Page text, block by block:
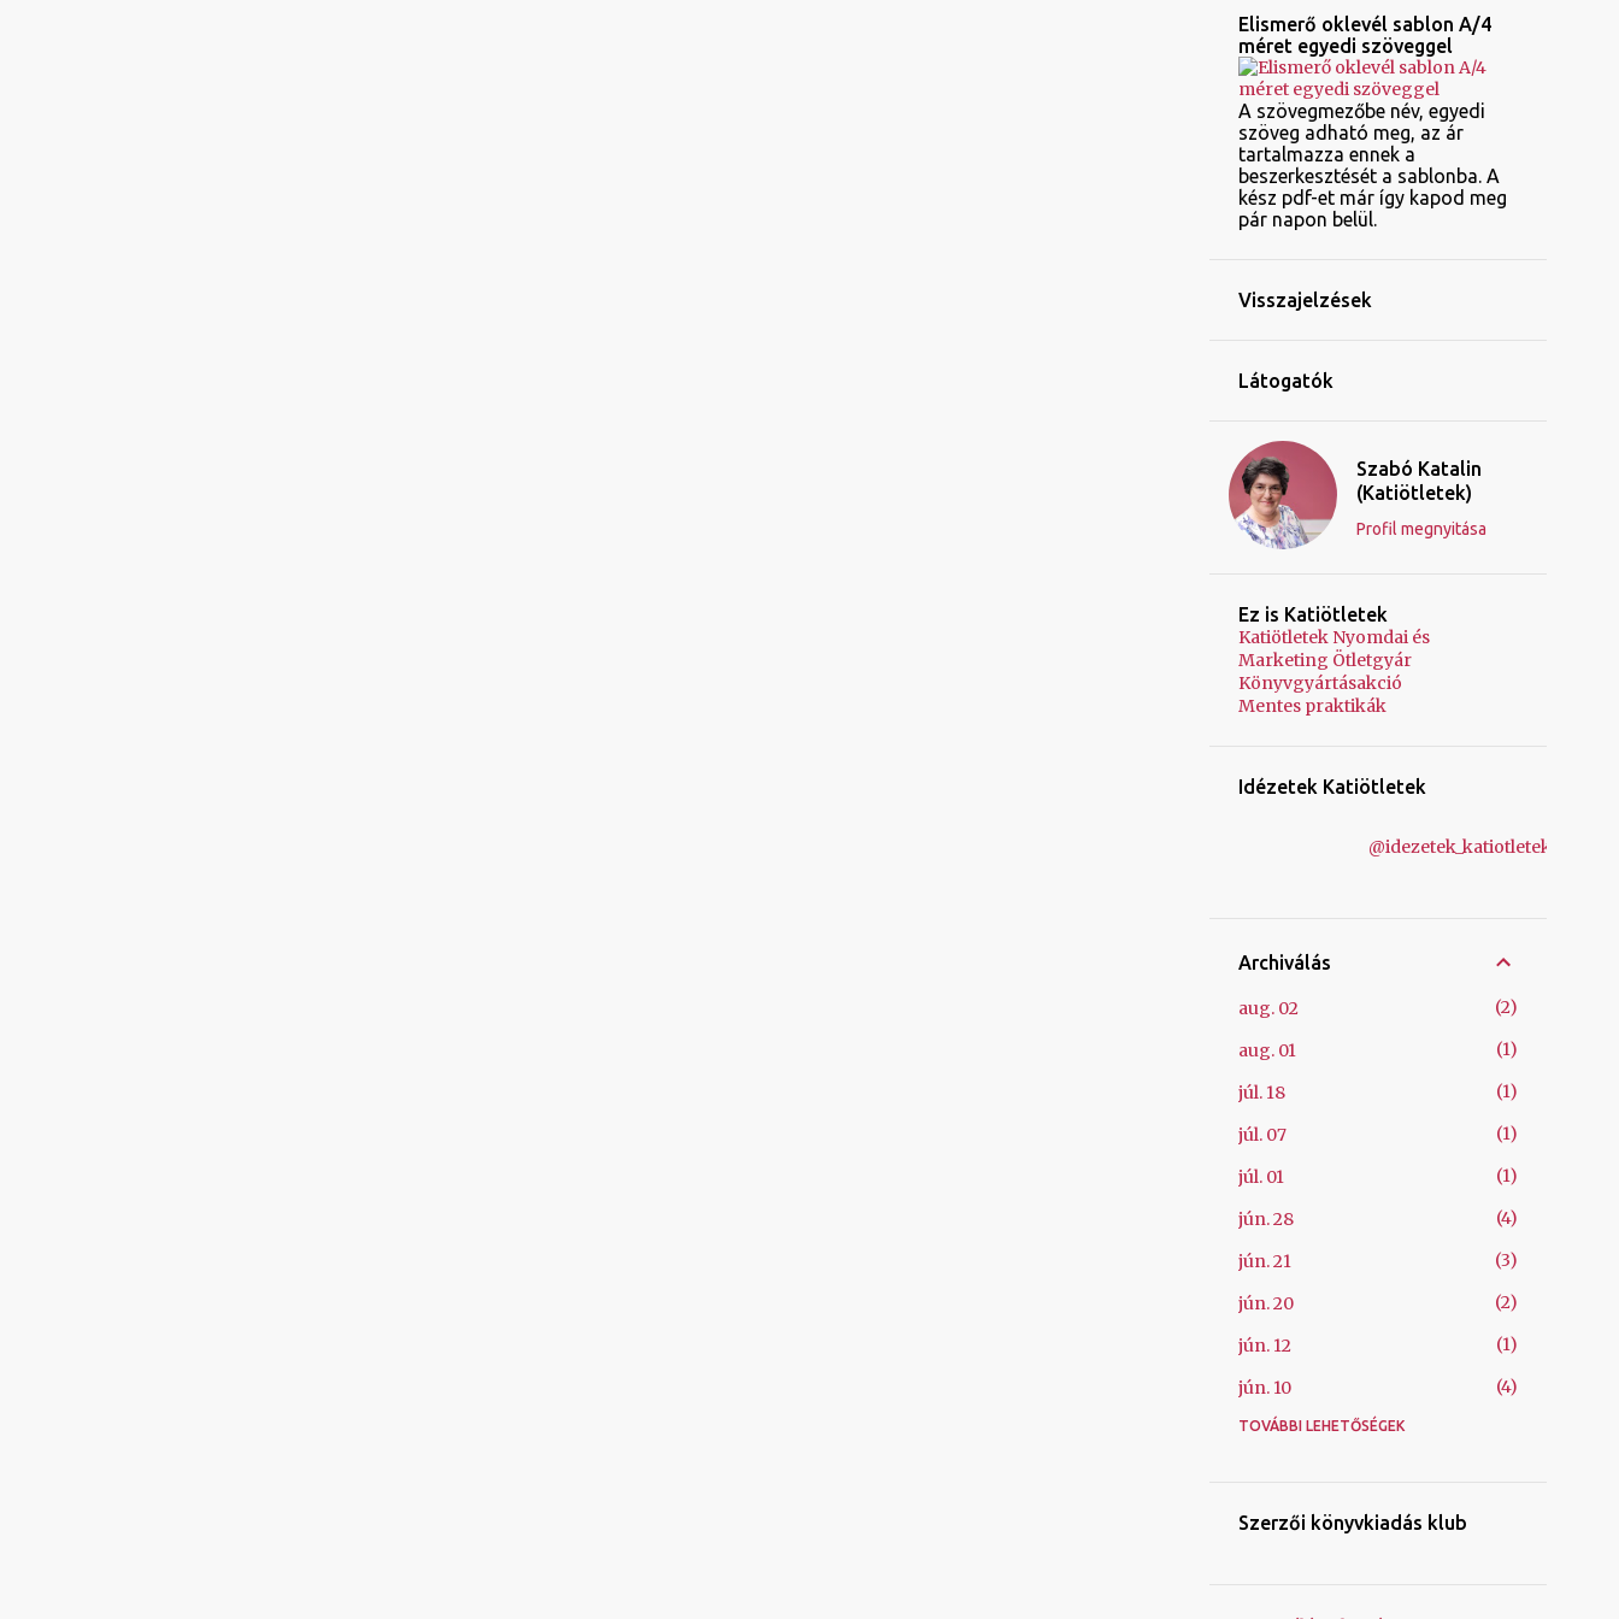
Elismerő oklevél sablon A/4
méret egyedi szöveggel
A szövegmezőbe név, egyedi
szöveg adható meg, az ár
tartalmazza ennek a
beszerkesztését a sablonba. A
kész pdf-et már így kapod meg
pár napon belül.
Visszajelzések
Látogatók
Szabó Katalin
(Katiötletek)
Profil megnyitása
Ez is Katiötletek
Katiötletek Nyomdai és
Marketing Ötletgyár
Könyvgyártásakció
Mentes praktikák
Idézetek Katiötletek
@idezetek_katiotletek
Archiválás
aug. 02
2
aug. 01
1
júl. 18
1
júl. 07
1
júl. 01
1
jún. 28
4
jún. 21
3
jún. 20
2
jún. 12
1
jún. 10
4
jún. 09
máj. 08
TOVÁBBI LEHETŐSÉGEK
Szerzői könyvkiadás klub